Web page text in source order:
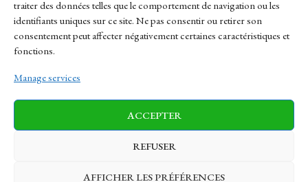
traiter des données telles que le comportement de navigation ou les
identifiants uniques sur ce site. Ne pas consentir ou retirer son
consentement peut affecter négativement certaines caractéristiques et
fonctions.
Manage services
ACCEPTER
REFUSER
AFFICHER LES PRÉFÉRENCES
Contact
Sitemap
News Finance-Marches Politics
Business Tech Health Sports Travel